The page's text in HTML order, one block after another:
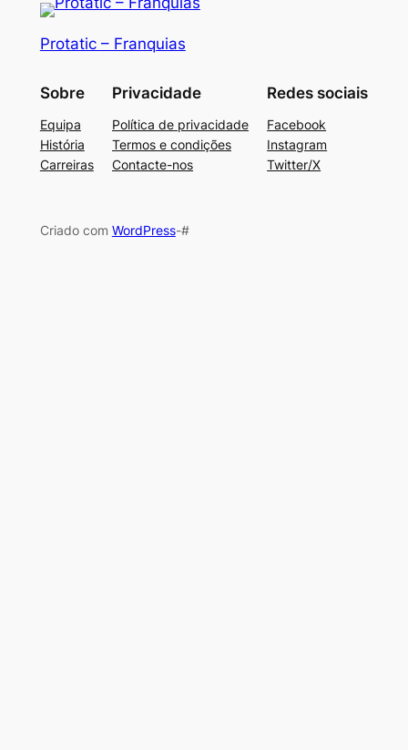
Protatic – Franquias
Sobre
Equipa
História
Carreiras
Privacidade
Política de privacidade
Termos e condições
Contacte-nos
Redes sociais
Facebook
Instagram
Twitter/X
Criado com WordPress-#